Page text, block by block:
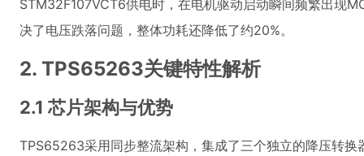
STM32F107VCT6供电时，在电机驱动启动瞬间频繁出现
决了电压跌落问题，整体功耗还降低了约20%。
2. TPS65263关键特性解析
2.1 芯片架构与优势
TPS65263采用同步整流架构，集成了三个独立的降压转